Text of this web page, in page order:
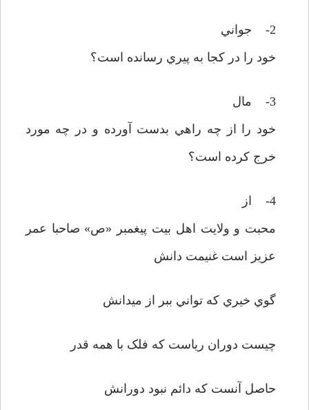
2- جواني
خود را در کجا به پيري رسانده است؟
3- مال
خود را از چه راهي بدست آورده و در چه مورد
خرج کرده است؟
4- از
محبت و ولايت اهل بيت پيغمبر «ص» صاحبا عمر
عزيز است غنيمت دانش
گوي خيري که تواني ببر از ميدانش
چيست دوران رياست که فلک با همه قدر
حاصل آنست که دائم نبود دورانش